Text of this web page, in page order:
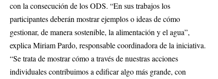
con la consecución de los ODS. “En sus trabajos los
participantes deberán mostrar ejemplos o ideas de cómo
gestionar, de manera sostenible, la alimentación y el agua”,
explica Miriam Pardo, responsable coordinadora de la iniciativa.
“Se trata de mostrar cómo a través de nuestras acciones
individuales contribuimos a edificar algo más grande, con